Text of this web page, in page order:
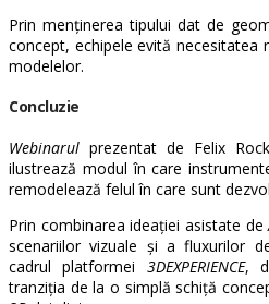
Prin menținerea tipului dat de
concept, echipele evită necesitatea
modelelor.
Concluzie
Webinarul prezentat de Felix
ilustrează modul în care
remodelează felul în care sunt
Prin combinarea ideației asistate de
scenariilor vizuale și a fluxurilor
cadrul platformei 3DEXPERIENCE,
tranziția de la o simplă schiță